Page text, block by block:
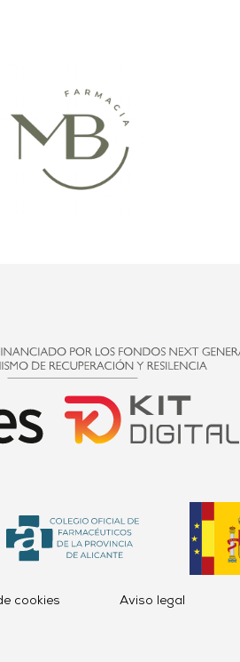
cookies Aviso legal